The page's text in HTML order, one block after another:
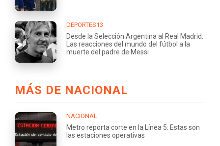
DEPORTES13
Desde la Selección Argentina al Real Madrid:
Las reacciones del mundo del fútbol a la
muerte del padre de Messi
MÁS DE NACIONAL
NACIONAL
Metro reporta corte en la Línea 5: Estas son
las estaciones operativas